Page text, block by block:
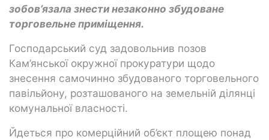
зобов’язала знести незаконно збудоване
торговельне приміщення.
Господарський суд задовольнив позов
Кам’янської окружної прокуратури щодо
знесення самочинно збудованого торговельного
павільйону, розташованого на земельній ділянці
комунальної власності.
Йдеться про комерційний об’єкт площею понад